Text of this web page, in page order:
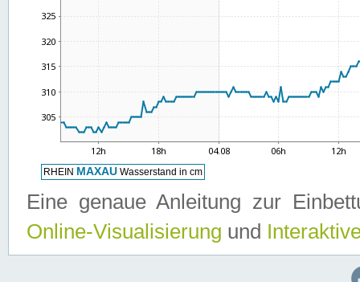
Eine genaue Anleitung zur
Online-Visualisierung und